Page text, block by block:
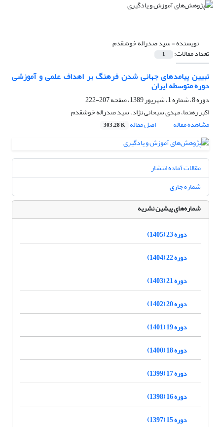
نویسنده =سید صدراله خوشقدم
تعداد مقالات: 1
تبیین پیامدهای جهانی شدن فرهنگ بر اهداف علمی و آموزشی
دوره متوسطه ایران
دوره 8، شماره 1، شهریور 1389، صفحه
207-222
اکبر رهنما، مهدی سبحانی نژاد، سید صدراله خوشقدم
مشاهده مقاله
اصل مقاله 303.28 K
مقالات آماده انتشار
شماره جاری
شماره‌های پیشین نشریه
دوره 23 (1405)
دوره 22 (1404)
دوره 21 (1403)
دوره 20 (1402)
دوره 19 (1401)
دوره 18 (1400)
دوره 17 (1399)
دوره 16 (1398)
دوره 15 (1397)